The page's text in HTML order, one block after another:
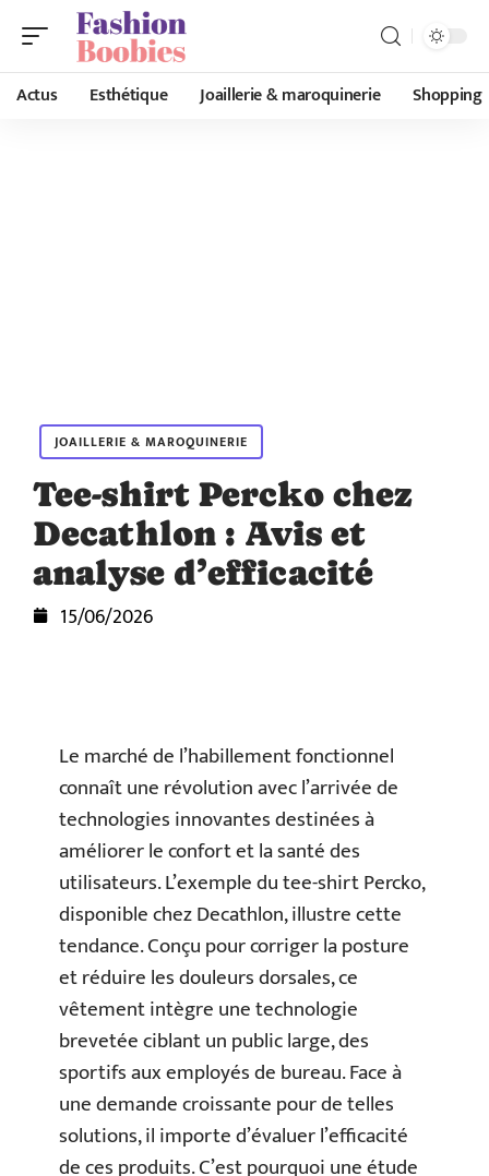
Actus Esthétique Joaillerie & maroquinerie Shopping
JOAILLERIE & MAROQUINERIE
Tee-shirt Percko chez
Decathlon : Avis et
analyse d’efficacité
15/06/2026
Le marché de l’habillement fonctionnel
connaît une révolution avec l’arrivée de
technologies innovantes destinées à
améliorer le confort et la santé des
utilisateurs. L’exemple du tee-shirt Percko,
disponible chez Decathlon, illustre cette
tendance. Conçu pour corriger la posture
et réduire les douleurs dorsales, ce
vêtement intègre une technologie
brevetée ciblant un public large, des
sportifs aux employés de bureau. Face à
une demande croissante pour de telles
solutions, il importe d’évaluer l’efficacité
de ces produits. C’est pourquoi une étude